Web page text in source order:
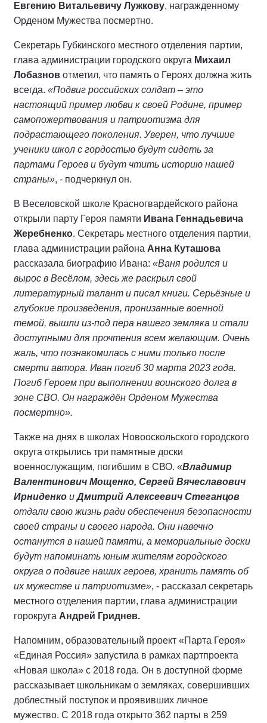
Евгению Витальевичу Лужкову, награжденному
Орденом Мужества посмертно.
Секретарь Губкинского местного отделения партии,
глава администрации городского округа Михаил
Лобазнов отметил, что память о Героях должна жить
всегда. «Подвиг российских солдат – это
настоящий пример любви к своей Родине, пример
самопожертвования и патриотизма для
подрастающего поколения. Уверен, что лучшие
ученики школ с гордостью будут сидеть за
партами Героев и будут чтить историю нашей
страны», - подчеркнул он.
В Веселовской школе Красногвардейского района
открыли парту Героя памяти Ивана Геннадьевича
Жеребненко. Секретарь местного отделения партии,
глава администрации района Анна Куташова
рассказала биографию Ивана: «Ваня родился и
вырос в Весёлом, здесь же раскрыл свой
литературный талант и писал книги. Серьёзные и
глубокие произведения, пронизанные военной
темой, вышли из-под пера нашего земляка и стали
доступными для прочтения всем желающим. Очень
жаль, что познакомилась с ними только после
смерти автора. Иван погиб 30 марта 2023 года.
Погиб Героем при выполнении воинского долга в
зоне СВО. Он награждён Орденом Мужества
посмертно».
Также на днях в школах Новооскольского городского
округа открылись три памятные доски
военнослужащим, погибшим в СВО. «Владимир
Валентинович Мощенко, Сергей Вячеславович
Ирниденко иДмитрий Алексеевич Стеганцов
отдали свою жизнь ради обеспечения безопасности
своей страны и своего народа. Они навечно
останутся в нашей памяти, а мемориальные доски
будут напоминать юным жителям городского
округа о подвиге наших героев, хранить память об
их мужестве и патриотизме», - рассказал секретарь
местного отделения партии, глава администрации
горокруга Андрей Гриднев.
Напомним, образовательный проект «Парта Героя»
«Единая Россия» запустила в рамках партпроекта
«Новая школа» с 2018 года. Он в доступной форме
рассказывает школьникам о земляках, совершивших
доблестный поступок и проявивших личное
мужество. С 2018 года открыто 362 парты в 259